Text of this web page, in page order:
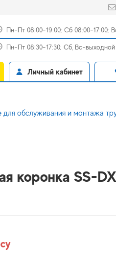
Пн-Пт 08:00-19:00; Сб 08:00-17:00;
Пн-Пт 08:30-17:30; Сб, Вс-выходной
Личный кабинет
для обслуживания и монтажа
коронка SS-